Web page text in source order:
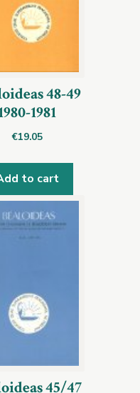
48-49
1981
€19.05
to cart
45/47